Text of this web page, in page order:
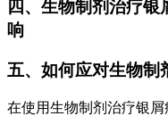
四、生物制剂治疗
响
五、如何应对生物制
在使用生物制剂治疗银屑